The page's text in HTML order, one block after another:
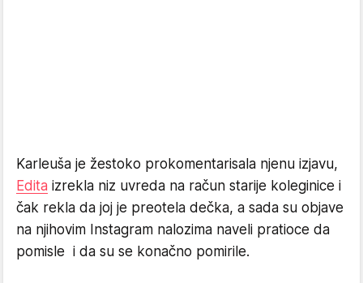
Karleuša je žestoko prokomentarisala njenu izjavu,
Edita izrekla niz uvreda na račun starije koleginice i
čak rekla da joj je preotela dečka, a sada su objave
na njihovim Instagram nalozima naveli pratioce da
pomisle i da su se konačno pomirile.